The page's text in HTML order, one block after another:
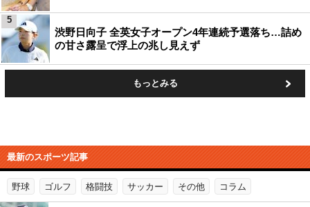
渋野日向子 全英女子オープン4年連続予選落ち…詰め
の甘さ露呈で浮上の兆し見えず
5
もっとみる
最新のスポーツ記事
野球 ゴルフ 格闘技 サッカー その他 コラム